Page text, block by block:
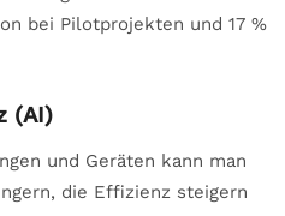
bei Pilotprojekten und 17 %
(AI)
und Geräten kann man
die Effizienz steigern